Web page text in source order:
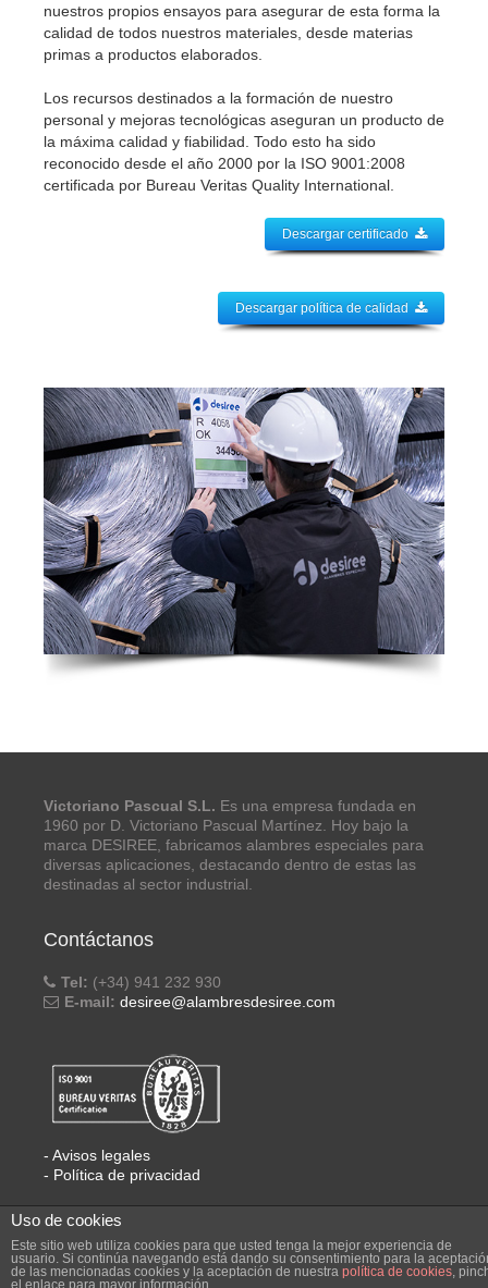
nuestros propios ensayos para asegurar de esta forma la
calidad de todos nuestros materiales, desde materias
primas a productos elaborados.
Los recursos destinados a la formación de nuestro
personal y mejoras tecnológicas aseguran un producto de
la máxima calidad y fiabilidad. Todo esto ha sido
reconocido desde el año 2000 por la ISO 9001:2008
certificada por Bureau Veritas Quality International.
Descargar certificado
Descargar política de calidad
Victoriano Pascual S.L. Es una empresa fundada en
1960 por D. Victoriano Pascual Martínez. Hoy bajo la
marca DESIREE, fabricamos alambres especiales para
diversas aplicaciones, destacando dentro de estas las
destinadas al sector industrial.
Contáctanos
Tel: (+34) 941 232 930
E-mail: desiree@alambresdesiree.com
- Avisos legales
- Política de privacidad
Compartir
Uso de cookies
Este sitio web utiliza cookies para que usted tenga la mejor experiencia de
usuario. Si continúa navegando está dando su consentimiento para la
de las mencionadas cookies y la aceptación de nuestra política de cookies,
el enlace para mayor información.